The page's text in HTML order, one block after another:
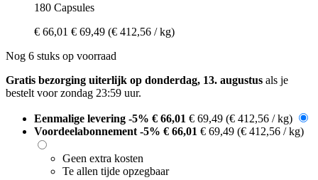
180 Capsules
€ 66,01 € 69,49 (€ 412,56 / kg)
Nog 6 stuks op voorraad
Gratis bezorging uiterlijk op donderdag, 13. augustus als je
bestelt voorzondag 23:59 uur.
Eenmalige levering -5% € 66,01 € 69,49 (€ 412,56 / kg)
Voordeelabonnement -5% € 66,01 € 69,49 (€ 412,56 / kg)
Geen extra kosten
Te allen tijde opzegbaar